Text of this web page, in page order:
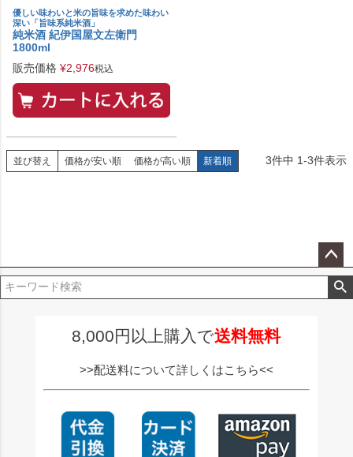
優しい味わいと米の旨味を求めた味わい
深い「旨味系純米酒」
純米酒 紀伊国屋文左衛門
1800ml
販売価格 ¥2,976税込
並び替え 価格が安い順 価格が高い順 新着順 3件中 1-3件表示
ペー
ジト
8,000円以上購入で送料無料
>>配送料について詳しくはこちら<<